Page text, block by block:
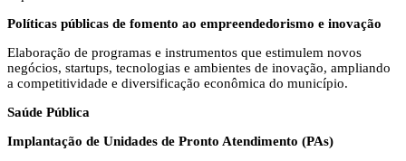
Políticas públicas de fomento ao empreendedorismo e inovação
Elaboração de programas e instrumentos que estimulem novos
negócios, startups, tecnologias e ambientes de inovação, ampliando
a competitividade e diversificação econômica do município.
Saúde Pública
Implantação de Unidades de Pronto Atendimento (PAs)